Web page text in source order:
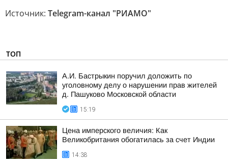
Источник: Telegram-канал "РИАМО"
ТОП
А.И. Бастрыкин поручил доложить по
уголовному делу о нарушении прав жителей
д. Пашуково Московской области
15:19
Цена имперского величия: Как
Великобритания обогатилась за счет Индии
14:38